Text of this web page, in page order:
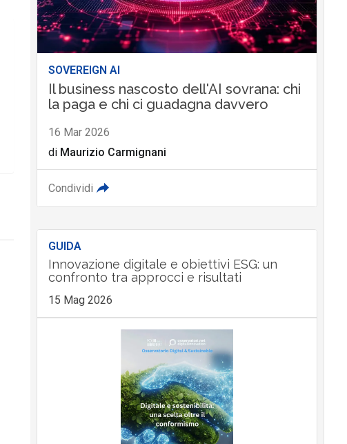
SOVEREIGN AI
Il business nascosto dell'AI sovrana: chi
la paga e chi ci guadagna davvero
16 Mar 2026
di Maurizio Carmignani
Condividi
GUIDA
Innovazione digitale e obiettivi ESG: un
confronto tra approcci e risultati
15 Mag 2026